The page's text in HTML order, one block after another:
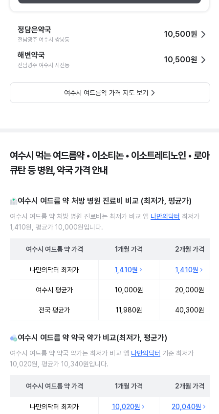
정담은약국
전남광주 여수시 쌍봉동
10,500원
해변약국
전남광주 여수시 시전동
10,500원
여수시 여드름약 가격 지도 보기
여수시 먹는 여드름약 • 이소티논 • 이소트레티노인 • 로아
큐탄 등 병원, 약국 가격 안내
여수시 여드름 약 처방 병원 진료비 비교 (최저가, 평균가)
여수시 여드름 약 처방 병원 진료비는 최저가 비교 앱 나만의닥터 최저가
1,410원, 평균가 10,000원입니다.
여수시 여드름 약가격 1개월 가격 2개월 가격
나만의닥터 최저가 1,410원 1,410원
여수시 평균가 10,000원 20,000원
전국 평균가 11,980원 40,300원
여수시 여드름 약 약국 약가 비교(최저가, 평균가)
여수시 여드름 약 약국 약가는 최저가 비교 앱 나만의닥터 기준 최저가
10,020원, 평균가 10,340원입니다.
여수시 여드름 약가격 1개월 가격 2개월 가격
나만의닥터 최저가 10,020원 20,040원